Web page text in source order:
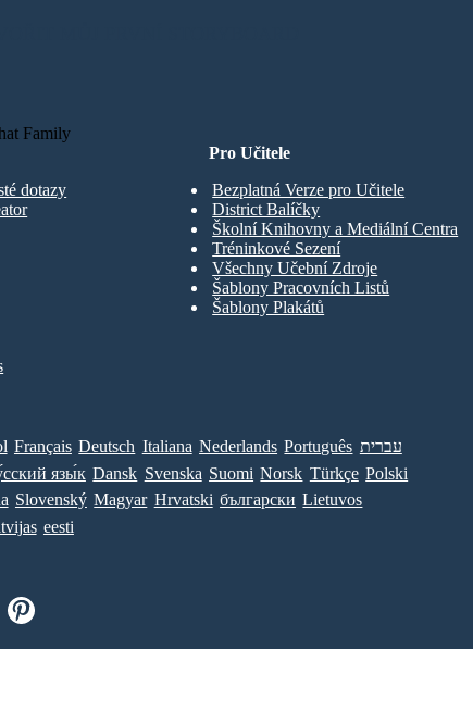
dotazy
Pro Učitele
Bezplatná Verze pro Učitele
District Balíčky
Školní Knihovny a Mediální Centra
Tréninkové Sezení
Všechny Učební Zdroje
Šablony Pracovních Listů
Šablony Plakátů
Français Deutsch Italiana Nederlands Português עברית
язы́к Dansk Svenska Suomi Norsk Türkçe Polski
Slovenský Magyar Hrvatski български Lietuvos
eesti